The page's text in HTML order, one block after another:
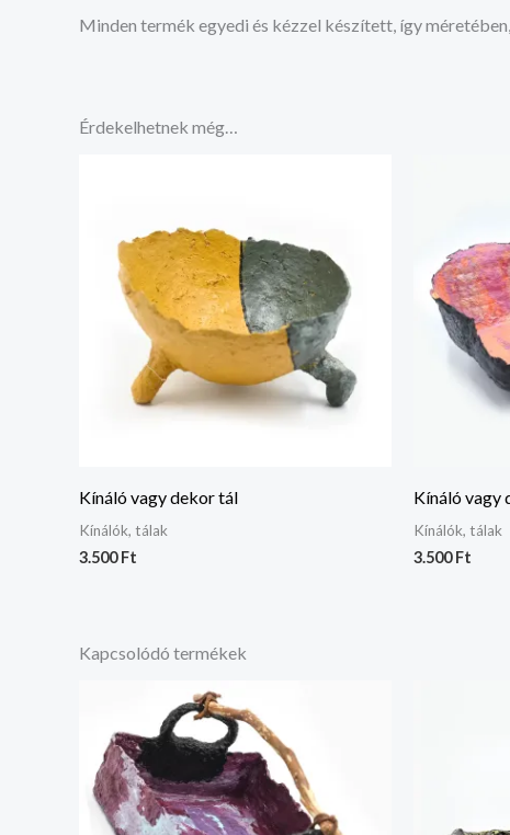
Minden termék egyedi és kézzel készített, így
Érdekelhetnek még…
Kínáló vagy dekor tál
Kínálók, tálak
3.500Ft
Kínáló vagy
Kínálók, tálak
3.500Ft
Kapcsolódó termékek